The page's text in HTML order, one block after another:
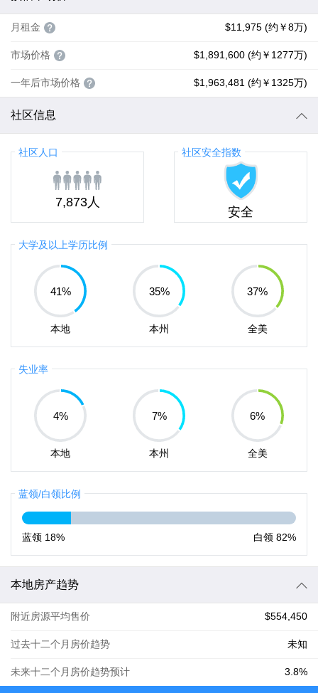
月租金 $11,975 (约￥8万)
市场价格 $1,891,600 (约￥1277万)
一年后市场价格 $1,963,481 (约￥1325万)
社区信息
社区人口
7,873人
社区安全指数
安全
大学及以上学历比例
41%
本地
35%
本州
37%
全美
失业率
4%
本地
7%
本州
6%
全美
蓝领/白领比例
蓝领 18% 白领 82%
本地房产趋势
附近房源平均售价 $554,450
过去十二个月房价趋势 未知
未来十二个月房价趋势预计 3.8%